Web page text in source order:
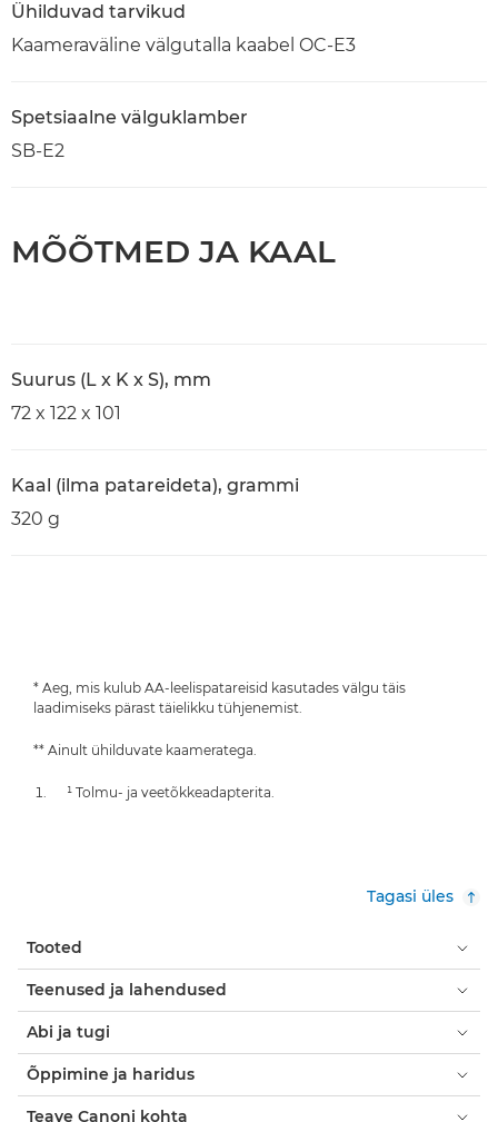
Ühilduvad tarvikud
Kaameraväline välgutalla kaabel OC-E3
Spetsiaalne välguklamber
SB-E2
MÕÕTMED JA KAAL
Suurus (L x K x S), mm
72 x 122 x 101
Kaal (ilma patareideta), grammi
320 g
* Aeg, mis kulub AA-leelispatareisid kasutades välgu täis
laadimiseks pärast täielikku tühjenemist.
** Ainult ühilduvate kaameratega.
¹ Tolmu- ja veetõkkeadapterita.
Tagasi üles
Tooted
Teenused ja lahendused
Abi ja tugi
Õppimine ja haridus
Teave Canoni kohta